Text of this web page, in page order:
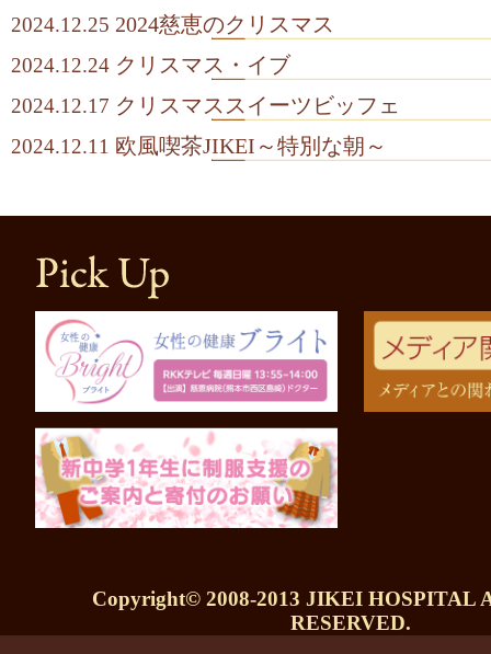
2024.12.25 2024慈恵のクリスマス
2024.12.24 クリスマス・イブ
2024.12.17 クリスマススイーツビッフェ
2024.12.11 欧風喫茶JIKEI～特別な朝～
Copyright© 2008-2013 JIKEI HOSPITAL
RESERVED.